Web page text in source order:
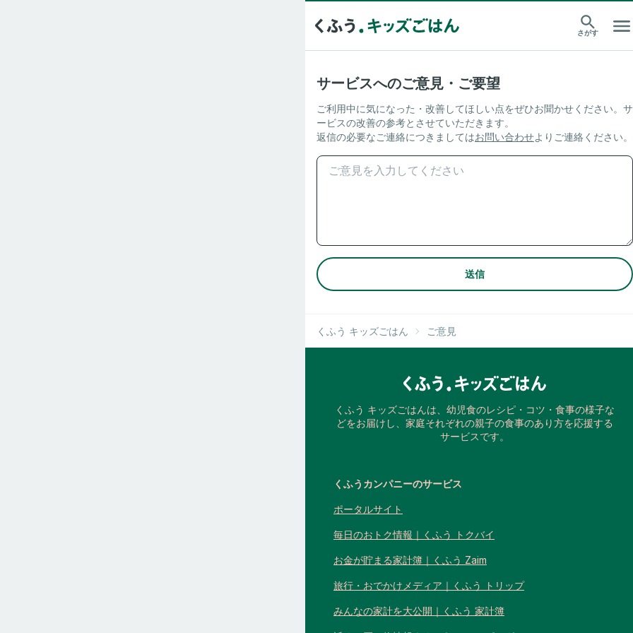
さがす
サービスへのご意見・ご要望
ご利用中に気になった・改善してほしい点をぜひお聞かせください。サ
ービスの改善の参考とさせていただきます。
返信の必要なご連絡につきましてはお問い合わせよりご連絡ください。
送信
くふう キッズごはん ご意見
くふう キッズごはんは、幼児食のレシピ・コツ・食事の様子な
どをお届けし、家庭それぞれの親子の食事のあり方を応援する
サービスです。
くふうカンパニーのサービス
ポータルサイト
毎日のおトク情報｜くふう トクバイ
お金が貯まる家計簿｜くふう Zaim
旅行・おでかけメディア｜くふう トリップ
みんなの家計を大公開｜くふう 家計簿